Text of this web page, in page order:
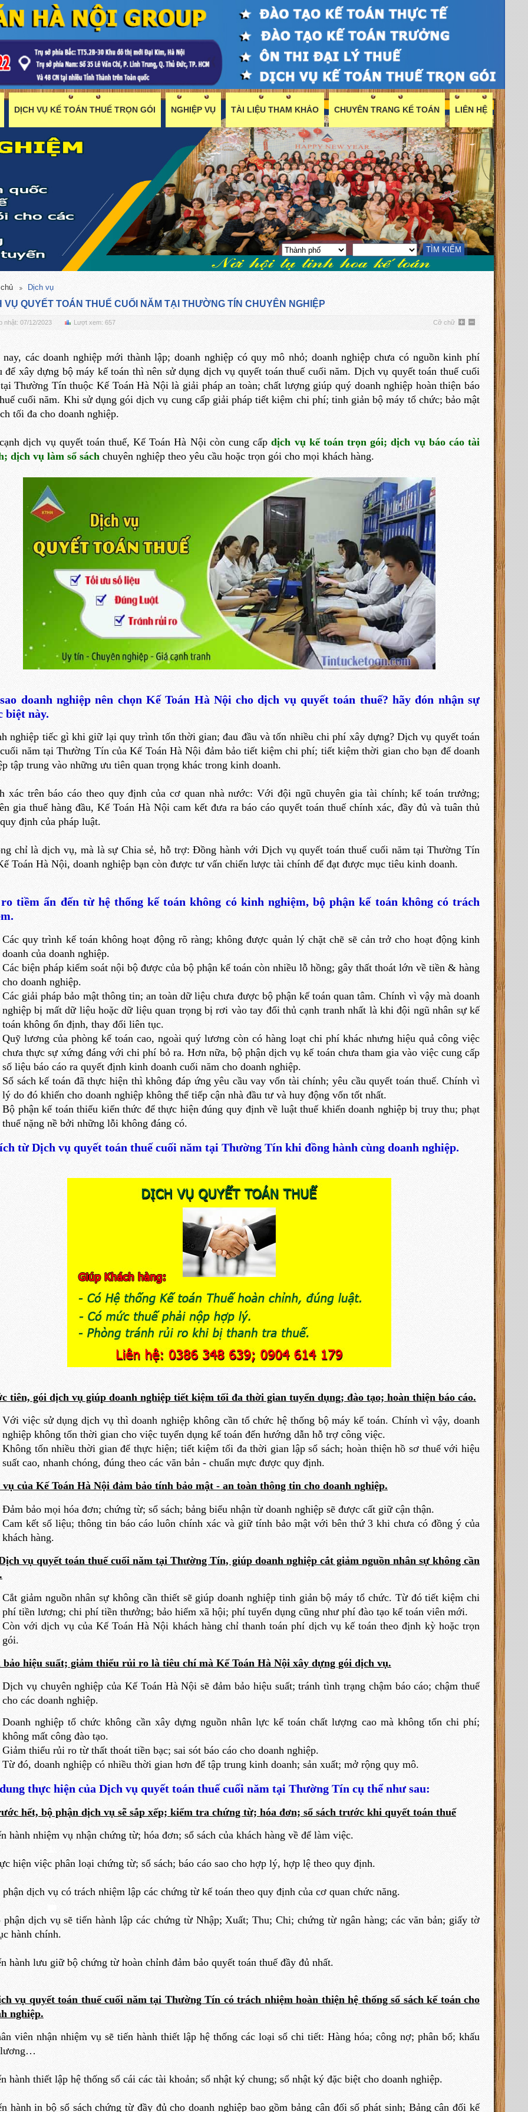
DỊCH VỤ KẾ TOÁN THUẾ TRỌN GÓI NGHIỆP VỤ TÀI LIỆU THAM KHẢO CHUYÊN TRANG KẾ TOÁN LIÊN HỆ
TÌM KIẾM
Dịch vụ
VỤ QUYẾT TOÁN THUẾ CUỐI NĂM TẠI THƯỜNG TÍN CHUYÊN NGHIỆP
nhật: 07/12/2023 Lượt xem: 657 Cỡ chữ
nay, các doanh nghiệp mới thành lập; doanh nghiệp có quy mô nhỏ; doanh nghiệp chưa có nguồn kinh phí
để xây dựng bộ máy kế toán thì nên sử dụng dịch vụ quyết toán thuế cuối năm. Dịch vụ quyết toán thuế cuối
Thường Tín thuộc Kế Toán Hà Nội là giải pháp an toàn; chất lượng giúp quý doanh nghiệp hoàn thiện báo
cuối năm. Khi sử dụng gói dịch vụ cung cấp giải pháp tiết kiệm chi phí; tinh giản bộ máy tổ chức; bảo mật
tối đa cho doanh nghiệp.
dịch vụ quyết toán thuế, Kế Toán Hà Nội còn cung cấpdịch vụ kế toán trọn gói;dịch vụ báo cáo tài
; dịch vụ làm sổ sách chuyên nghiệp theo yêu cầu hoặc trọn gói cho mọi khách hàng.
doanh nghiệp nên chọn Kế Toán Hà Nội cho dịch vụ quyết toán thuế? hãy đón nhận sự
biệt này.
nghiệp tiếc gì khi giữ lại quy trình tốn thời gian; đau đầu và tốn nhiều chi phí xây dựng? Dịch vụ quyết toán
năm tại Thường Tín của Kế Toán Hà Nội đảm bảo tiết kiệm chi phí; tiết kiệm thời gian cho bạn để doanh
tập trung vào những ưu tiên quan trọng khác trong kinh doanh.
xác trên báo cáo theo quy định của cơ quan nhà nước: Với đội ngũ chuyên gia tài chính; kế toán trưởng;
gia thuế hàng đầu, Kế Toán Hà Nội cam kết đưa ra báo cáo quyết toán thuế chính xác, đầy đủ và tuân thủ
định của pháp luật.
chỉ là dịch vụ, mà là sự Chia sẻ, hỗ trợ: Đồng hành với Dịch vụ quyết toán thuế cuối năm tại Thường Tín
Toán Hà Nội, doanh nghiệp bạn còn được tư vấn chiến lược tài chính để đạt được mục tiêu kinh doanh.
tiềm ẩn đến từ hệ thống kế toán không có kinh nghiệm, bộ phận kế toán không có trách
Các quy trình kế toán không hoạt động rõ ràng; không được quản lý chặt chẽ sẽ cản trở cho hoạt động kinh
doanh của doanh nghiệp.
Các biện pháp kiểm soát nội bộ được của bộ phận kế toán còn nhiều lỗ hồng; gây thất thoát lớn về tiền & hàng
cho doanh nghiệp.
Các giải pháp bảo mật thông tin; an toàn dữ liệu chưa được bộ phận kế toán quan tâm. Chính vì vậy mà doanh
nghiệp bị mất dữ liệu hoặc dữ liệu quan trọng bị rơi vào tay đối thủ cạnh tranh nhất là khi đội ngũ nhân sự kế
toán không ổn định, thay đổi liên tục.
Quỹ lương của phòng kế toán cao, ngoài quý lương còn có hàng loạt chi phí khác nhưng hiệu quả công việc
chưa thực sự xứng đáng với chi phí bỏ ra. Hơn nữa, bộ phận dịch vụ kế toán chưa tham gia vào việc cung cấp
số liệu báo cáo ra quyết định kinh doanh cuối năm cho doanh nghiệp.
Sổ sách kế toán đã thực hiện thì không đáp ứng yêu cầu vay vốn tài chính; yêu cầu quyết toán thuế. Chính vì
lý do đó khiến cho doanh nghiệp không thể tiếp cận nhà đầu tư và huy động vốn tốt nhất.
Bộ phận kế toán thiếu kiến thức để thực hiện đúng quy định về luật thuế khiến doanh nghiệp bị truy thu; phạt
thuế nặng nề bởi những lỗi không đáng có.
từ Dịch vụ quyết toán thuế cuối năm tại Thường Tín khi đồng hành cùng doanh nghiệp.
tiên, gói dịch vụ giúp doanh nghiệp tiết kiệm tối đa thời gian tuyển dụng; đào tạo; hoàn thiện báo cáo.
Với việc sử dụng dịch vụ thì doanh nghiệp không cần tổ chức hệ thống bộ máy kế toán. Chính vì vậy, doanh
nghiệp không tốn thời gian cho việc tuyển dụng kế toán đến hướng dẫn hỗ trợ công việc.
Không tốn nhiều thời gian để thực hiện; tiết kiệm tối đa thời gian lập sổ sách; hoàn thiện hồ sơ thuế với hiệu
suất cao, nhanh chóng, đúng theo các văn bản - chuẩn mực được quy định.
vụ của Kế Toán Hà Nội đảm bảo tính bảo mật - an toàn thông tin cho doanh nghiệp.
Đảm bảo mọi hóa đơn; chứng từ; sổ sách; bảng biểu nhận từ doanh nghiệp sẽ được cất giữ cận thận.
Cam kết số liệu; thông tin báo cáo luôn chính xác và giữ tính bảo mật với bên thứ 3 khi chưa có đồng ý của
khách hàng.
vụ quyết toán thuế cuối năm tại Thường Tín, giúp doanh nghiệp cắt giảm nguồn nhân sự không cần
Cắt giảm nguồn nhân sự không cần thiết sẽ giúp doanh nghiệp tinh giản bộ máy tổ chức. Từ đó tiết kiệm chi
phí tiền lương; chi phí tiền thưởng; bảo hiểm xã hội; phí tuyển dụng cũng như phí đào tạo kế toán viên mới.
Còn với dịch vụ của Kế Toán Hà Nội khách hàng chỉ thanh toán phí dịch vụ kế toán theo định kỳ hoặc trọn
gói.
hiệu suất; giảm thiểu rủi ro là tiêu chí mà Kế Toán Hà Nội xây dựng gói dịch vụ.
Dịch vụ chuyên nghiệp của Kế Toán Hà Nội sẽ đảm bảo hiệu suất; tránh tình trạng chậm báo cáo; chậm thuế
cho các doanh nghiệp.
Doanh nghiệp tổ chức không cần xây dựng nguồn nhân lực kế toán chất lượng cao mà không tốn chi phí;
không mất công đào tạo.
Giảm thiểu rủi ro từ thất thoát tiền bạc; sai sót báo cáo cho doanh nghiệp.
Từ đó, doanh nghiệp có nhiều thời gian hơn để tập trung kinh doanh; sản xuất; mở rộng quy mô.
thực hiện của Dịch vụ quyết toán thuế cuối năm tại Thường Tín cụ thể như sau:
hết, bộ phận dịch vụ sẽ sắp xếp; kiểm tra chứng từ; hóa đơn; sổ sách trước khi quyết toán thuế
hành nhiệm vụ nhận chứng từ; hóa đơn; sổ sách của khách hàng về để làm việc.
hiện việc phân loại chứng từ; sổ sách; báo cáo sao cho hợp lý, hợp lệ theo quy định.
dịch vụ có trách nhiệm lập các chứng từ kế toán theo quy định của cơ quan chức năng.
phận dịch vụ sẽ tiến hành lập các chứng từ Nhập; Xuất; Thu; Chi; chứng từ ngân hàng; các văn bản; giấy tờ
hành chính.
hành lưu giữ bộ chứng từ hoàn chỉnh đảm bảo quyết toán thuế đầy đủ nhất.
vụ quyết toán thuế cuối năm tại Thường Tín có trách nhiệm hoàn thiện hệ thống sổ sách kế toán cho
nghiệp.
viên nhận nhiệm vụ sẽ tiến hành thiết lập hệ thống các loại sổ chi tiết: Hàng hóa; công nợ; phân bổ; khấu
lương…
hành thiết lập hệ thống sổ cái các tài khoản; sổ nhật ký chung; sổ nhật ký đặc biệt cho doanh nghiệp.
hành in bộ sổ sách chứng từ đầy đủ cho doanh nghiệp bao gồm bảng cân đối số phát sinh; Bảng cân đối kế